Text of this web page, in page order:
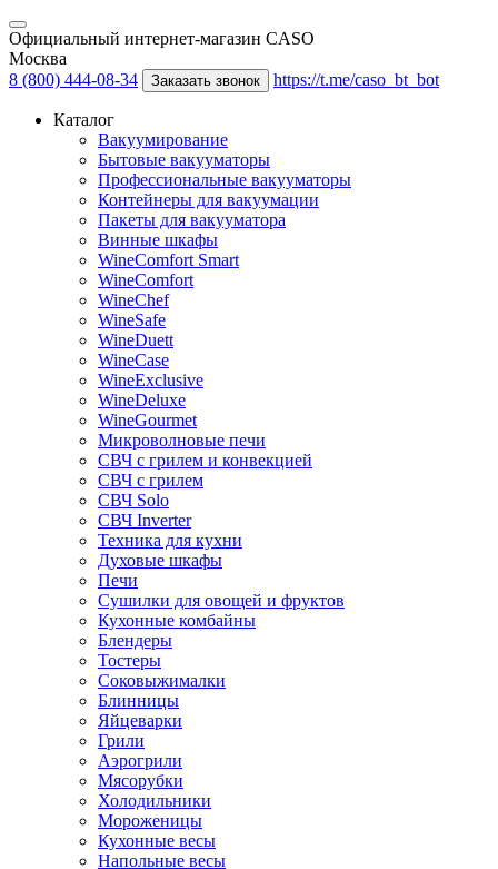
Официальный интернет-магазин CASO
Москва
8 (800) 444-08-34
Заказать звонок https://t.me/caso_bt_bot
Каталог
Вакуумирование
Бытовые вакууматоры
Профессиональные вакууматоры
Контейнеры для вакуумации
Пакеты для вакууматора
Винные шкафы
WineComfort Smart
WineComfort
WineChef
WineSafe
WineDuett
WineCase
WineExclusive
WineDeluxe
WineGourmet
Микроволновые печи
СВЧ с грилем и конвекцией
СВЧ с грилем
СВЧ Solo
СВЧ Inverter
Техника для кухни
Духовые шкафы
Печи
Сушилки для овощей и фруктов
Кухонные комбайны
Блендеры
Тостеры
Соковыжималки
Блинницы
Яйцеварки
Грили
Аэрогрили
Мясорубки
Холодильники
Мороженицы
Кухонные весы
Напольные весы